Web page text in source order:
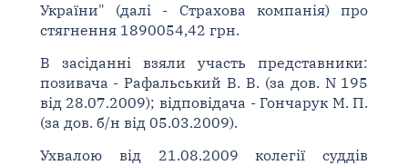
України" (далі - Страхова компанія) про
стягнення 1890054,42 грн.
В засіданні взяли участь представники:
позивача - Рафальський В. В. (за дов. N 195
від 28.07.2009); відповідача - Гончарук М. П.
(за дов. б/н від 05.03.2009).
Ухвалою від 21.08.2009 колегії суддів